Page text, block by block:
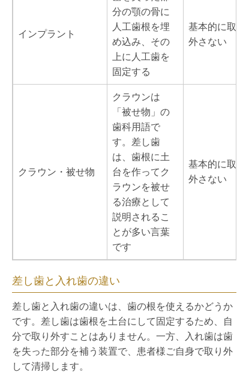
インプラント
分の顎の骨に
人工歯根を埋
め込み、その
上に人工歯を
固定する
基本的に取り
外さない
クラウン・被せ物
クラウンは
「被せ物」の
歯科用語で
す。差し歯
は、歯根に土
台を作ってク
ラウンを被せ
る治療として
説明されるこ
とが多い言葉
です
基本的に取り
外さない
差し歯と入れ歯の違い
差し歯と入れ歯の違いは、歯の根を使えるかどうか
です。差し歯は歯根を土台にして固定するため、自
分で取り外すことはありません。一方、入れ歯は歯
を失った部分を補う装置で、患者様ご自身で取り外
して清掃します。